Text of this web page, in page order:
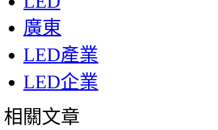
廣東
LED產業
LED企業
相關文章